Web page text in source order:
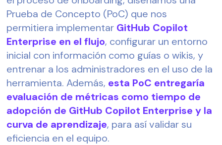
Prueba de Concepto (PoC) que nos
permitiera implementar GitHub Copilot
Enterprise en el flujo, configurar un entorno
inicial con información como guías o wikis, y
entrenar a los administradores en el uso de la
herramienta. Además, esta PoC entregaría
evaluación de métricas como tiempo de
adopción de GitHub Copilot Enterprise y la
curva de aprendizaje, para así validar su
eficiencia en el equipo.